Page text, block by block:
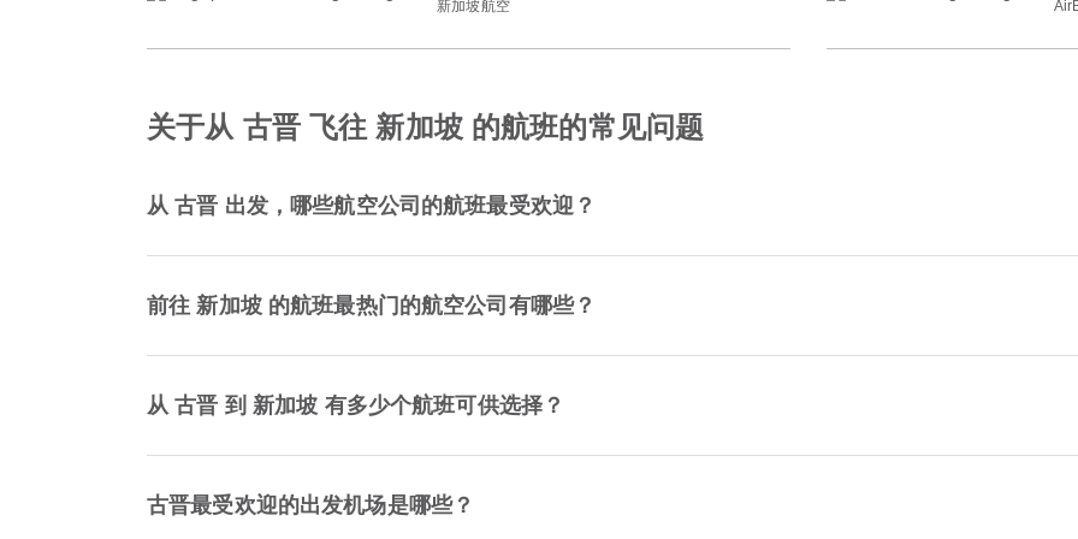
新加坡航空
关于从 古晋 飞往 新加坡 的航班的常见问题
从 古晋 出发，哪些航空公司的航班最受欢迎？
前往 新加坡 的航班最热门的航空公司有哪些？
从 古晋 到 新加坡 有多少个航班可供选择？
古晋最受欢迎的出发机场是哪些？